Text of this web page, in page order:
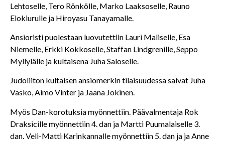
Lehtoselle, Tero Rönkölle, Marko Laaksoselle, Rauno
Elokiurulle ja Hiroyasu Tanayamalle.
Ansioristi puolestaan luovutettiin Lauri Maliselle, Esa
Niemelle, Erkki Kokkoselle, Staffan Lindgrenille, Seppo
Myllylälle ja kultaisena Juha Saloselle.
Judoliiton kultaisen ansiomerkin tilaisuudessa saivat Juha
Vasko, Aimo Vinter ja Jaana Jokinen.
Myös Dan-korotuksia myönnettiin. Päävalmentaja Rok
Draksicille myönnettiin 4. dan ja Martti Puumalaiselle 3.
dan. Veli-Matti Karinkannalle myönnettiin 5. dan ja ja Anne